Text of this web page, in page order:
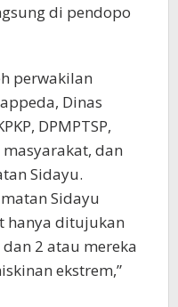
di pendopo
perwakilan
Dinas
DPMPTSP,
dan
Sidayu.
Sidayu
hanya ditujukan
2 atau mereka
ekstrem,”